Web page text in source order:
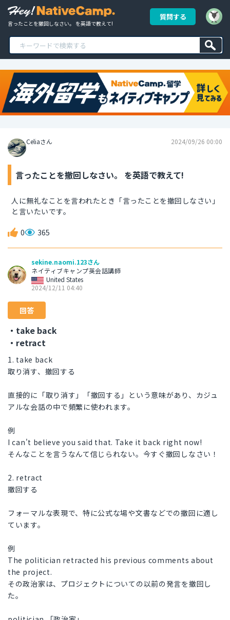
言ったことを撤回しなさい。 を英語で教えて!
質問する
Celiaさん 2024/09/26 00:00
言ったことを撤回しなさい。 を英語で教えて!
人に無礼なことを言われたとき「言ったことを撤回しなさい」
と言いたいです。
0 365
sekine.naomi.123さん
ネイティブキャンプ英会話講師
United States
2024/12/11 04:40
回答
・take back
・retract
1. take back
取り消す、撤回する
直接的に「取り消す」「撤回する」という意味があり、カジュ
アルな会話の中で頻繁に使われます。
例
I can't believe you said that. Take it back right now!
そんなことを言うなんて信じられない。今すぐ撤回しなさい！
2. retract
撤回する
フォーマルな表現で、特に公式な場や文書などでの撤回に適し
ています。
例
The politician retracted his previous comments about
the project.
その政治家は、プロジェクトについての以前の発言を撤回し
た。